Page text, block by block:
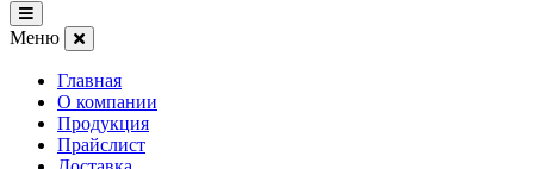
Открыть
меню
Меню
Главная
О компании
Продукция
Прайслист